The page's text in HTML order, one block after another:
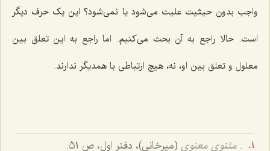
واجب بدون حیثیت علیت مى‌شود یا نمى‌شود؟ این یک حرف دیگر
است. حالا راجع به آن بحث می‌کنیم. اما راجع به این تعلق بین
معلول و تعلق بین او، نه، هیچ ارتباطى با همدیگر ندارند.
. مثنوی معنوی (میرخانی)، دفتر اول، ص 51: